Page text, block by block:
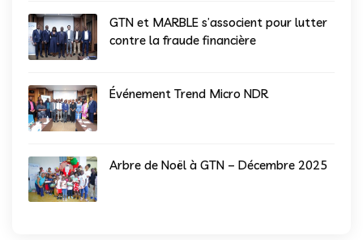
GTN et MARBLE s’associent pour lutter
contre la fraude financière
Événement Trend Micro NDR
Arbre de Noël à GTN – Décembre 2025